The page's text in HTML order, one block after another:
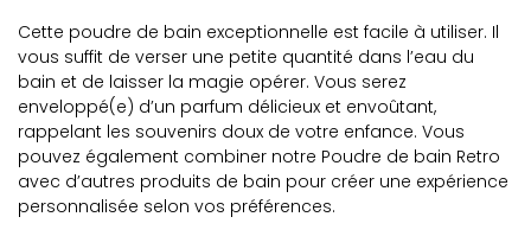
Cette poudre de bain exceptionnelle est facile à utiliser. Il
vous suffit de verser une petite quantité dans l’eau du
bain et de laisser la magie opérer. Vous serez
enveloppé(e) d’un parfum délicieux et envoûtant,
rappelant les souvenirs doux de votre enfance. Vous
pouvez également combiner notre Poudre de bain Retro
avec d’autres produits de bain pour créer une expérience
personnalisée selon vos préférences.